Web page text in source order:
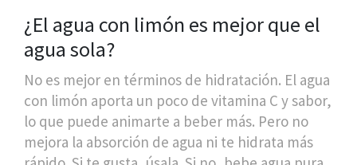
¿El agua con limón es mejor que el
agua sola?
No es mejor en términos de hidratación. El agua
con limón aporta un poco de vitamina C y sabor,
lo que puede animarte a beber más. Pero no
mejora la absorción de agua ni te hidrata más